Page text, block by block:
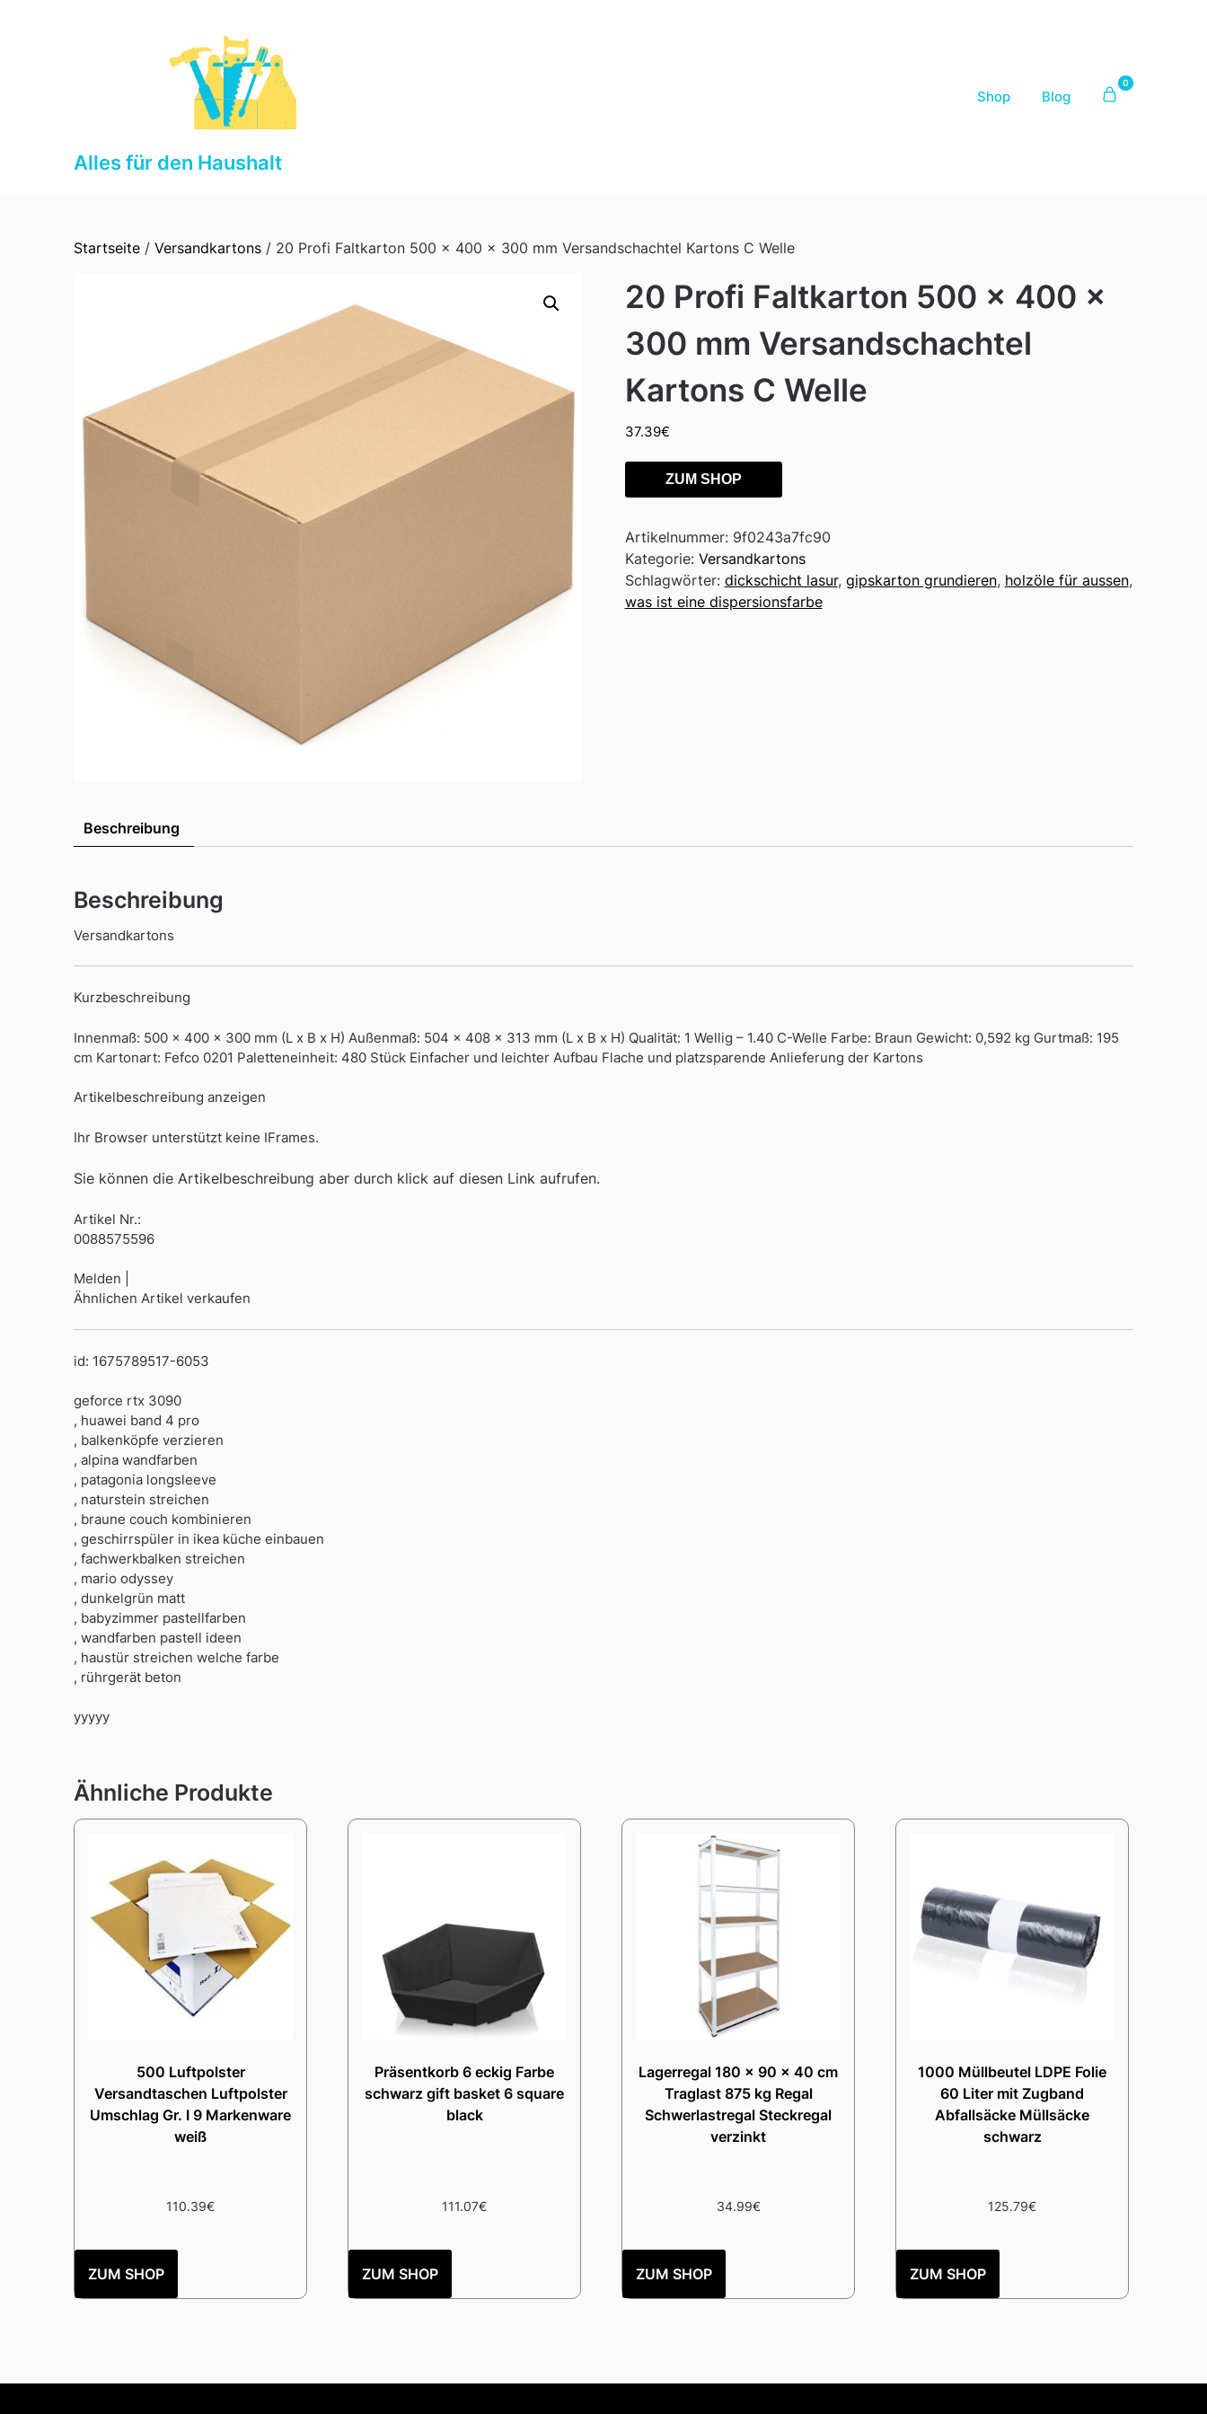
Alles für den Haushalt
Shop Blog
0
Startseite / Versandkartons / 20 Profi Faltkarton 500 x 400 x 300 mm Versandschachtel Kartons C Welle
20 Profi Faltkarton 500 x 400 x
300 mm Versandschachtel
Kartons C Welle
37.39€
ZUM SHOP
Artikelnummer: 9f0243a7fc90
Kategorie: Versandkartons
Schlagwörter: dickschicht lasur, gipskarton grundieren, holzöle für aussen,
was ist eine dispersionsfarbe
Beschreibung
Beschreibung
Versandkartons
Kurzbeschreibung
Innenmaß: 500 x 400 x 300 mm (L x B x H) Außenmaß: 504 x 408 x 313 mm (L x B x H) Qualität: 1 Wellig – 1.40 C-Welle Farbe: Braun Gewicht: 0,592 kg Gurtmaß: 195
cm Kartonart: Fefco 0201 Paletteneinheit: 480 Stück Einfacher und leichter Aufbau Flache und platzsparende Anlieferung der Kartons
Artikelbeschreibung anzeigen
Ihr Browser unterstützt keine IFrames.
Sie können die Artikelbeschreibung aber durch klick auf diesen Link aufrufen.
Artikel Nr.:
0088575596
Melden |
Ähnlichen Artikel verkaufen
id: 1675789517-6053
geforce rtx 3090
, huawei band 4 pro
, balkenköpfe verzieren
, alpina wandfarben
, patagonia longsleeve
, naturstein streichen
, braune couch kombinieren
, geschirrspüler in ikea küche einbauen
, fachwerkbalken streichen
, mario odyssey
, dunkelgrün matt
, babyzimmer pastellfarben
, wandfarben pastell ideen
, haustür streichen welche farbe
, rührgerät beton
yyyyy
Ähnliche Produkte
500 Luftpolster
Versandtaschen Luftpolster
Umschlag Gr. I 9 Markenware
weiß
110.39€
ZUM SHOP
Präsentkorb 6 eckig Farbe
schwarz gift basket 6 square
black
111.07€
ZUM SHOP
Lagerregal 180 x 90 x 40 cm
Traglast 875 kg Regal
Schwerlastregal Steckregal
verzinkt
34.99€
ZUM SHOP
1000 Müllbeutel LDPE Folie
60 Liter mit Zugband
Abfallsäcke Müllsäcke
schwarz
125.79€
ZUM SHOP